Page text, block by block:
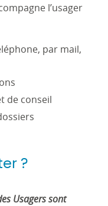
l’usager
par mail,
de conseil
?
Usagers sont